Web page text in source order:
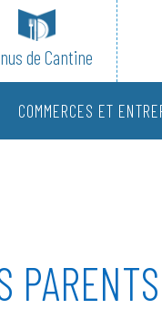
de Cantine
COMMERCES ET